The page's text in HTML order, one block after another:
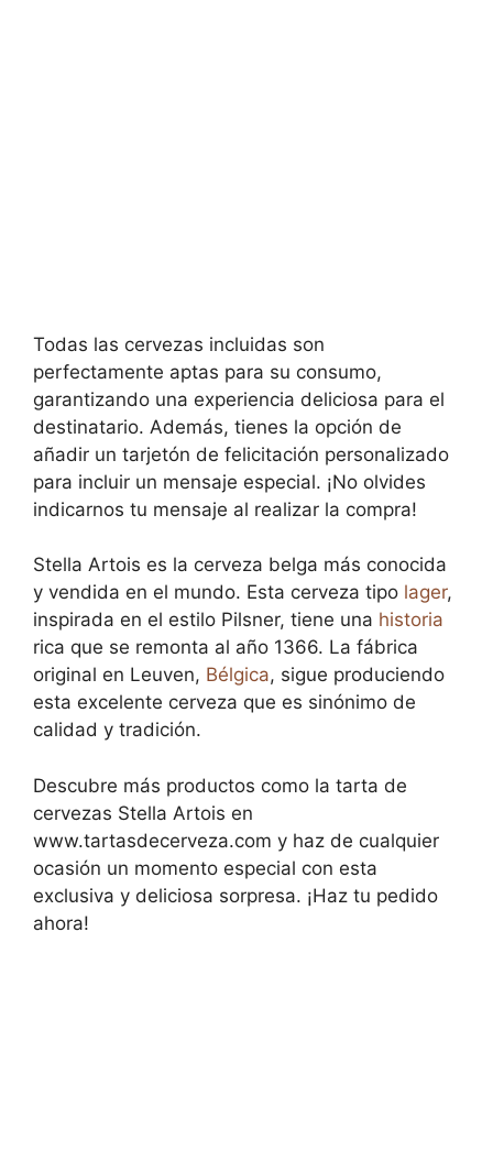
Todas las cervezas incluidas son
perfectamente aptas para su consumo,
garantizando una experiencia deliciosa para el
destinatario. Además, tienes la opción de
añadir un tarjetón de felicitación personalizado
para incluir un mensaje especial. ¡No olvides
indicarnos tu mensaje al realizar la compra!
Stella Artois es la cerveza belga más conocida
y vendida en el mundo. Esta cerveza tipo lager,
inspirada en el estilo Pilsner, tiene una historia
rica que se remonta al año 1366. La fábrica
original en Leuven, Bélgica, sigue produciendo
esta excelente cerveza que es sinónimo de
calidad y tradición.
Descubre más productos como la tarta de
cervezas Stella Artois en
www.tartasdecerveza.com y haz de cualquier
ocasión un momento especial con esta
exclusiva y deliciosa sorpresa. ¡Haz tu pedido
ahora!